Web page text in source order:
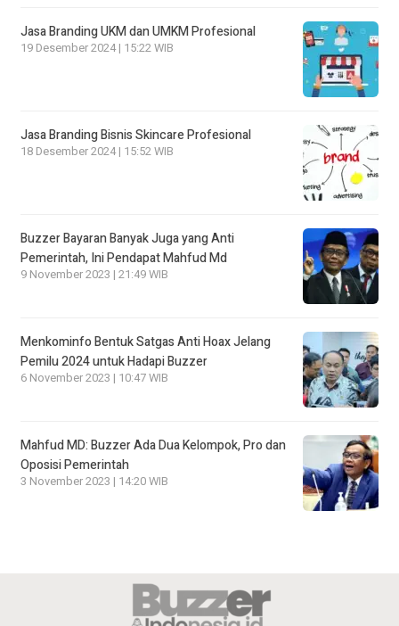
Jasa Branding UKM dan UMKM Profesional
19 Desember 2024 | 15:22 WIB
Jasa Branding Bisnis Skincare Profesional
18 Desember 2024 | 15:52 WIB
Buzzer Bayaran Banyak Juga yang Anti
Pemerintah, Ini Pendapat Mahfud Md
9 November 2023 | 21:49 WIB
Menkominfo Bentuk Satgas Anti Hoax Jelang
Pemilu 2024 untuk Hadapi Buzzer
6 November 2023 | 10:47 WIB
Mahfud MD: Buzzer Ada Dua Kelompok, Pro dan
Oposisi Pemerintah
3 November 2023 | 14:20 WIB